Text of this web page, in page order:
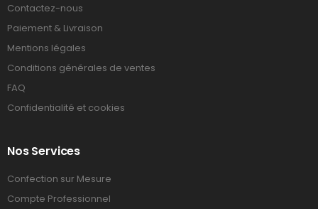
Contactez-nous
Paiement & Livraison
Mentions légales
Conditions générales de ventes
FAQ
Confidentialité et cookies
Nos Services
Confection sur Mesure
Compte Professionnel